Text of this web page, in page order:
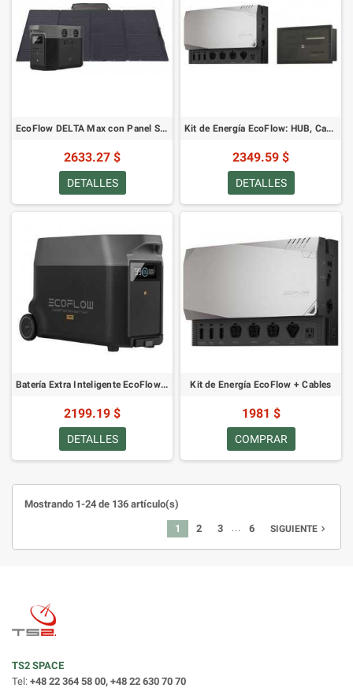
EcoFlow DELTA Max con Panel Solar Portátil de 400W
2633.27 $
DETALLES
Kit de Energía EcoFlow: HUB, Cables y Panel de Distribución
2349.59 $
DETALLES
Batería Extra Inteligente EcoFlow DELTA Pro
2199.19 $
DETALLES
Kit de Energía EcoFlow + Cables
1981 $
COMPRAR
Mostrando 1-24 de 136 artículo(s)
1 2 3 6 SIGUIENTE navigate_next
TS2 SPACE
Tel: +48 22 364 58 00, +48 22 630 70 70